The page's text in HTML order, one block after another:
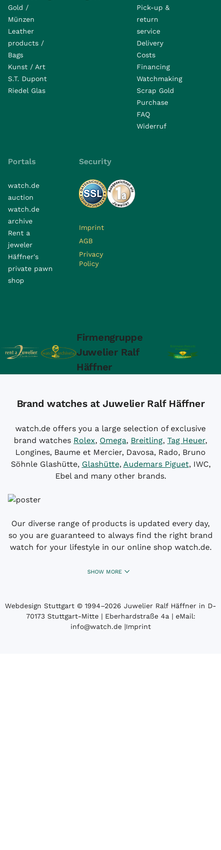
Gold /
Münzen
Leather
products /
Bags
Kunst / Art
S.T. Dupont
Riedel Glas
Pick-up &
return
service
Delivery
Costs
Financing
Watchmaking
Scrap Gold
Purchase
FAQ
Widerruf
Portals
watch.de
auction
watch.de
archive
Rent a
jeweler
Häffner's
private pawn
shop
Security
Imprint
AGB
Privacy
Policy
Firmengruppe
Juwelier Ralf
Häffner
Brand watches at Juwelier Ralf Häffner
watch.de offers you a large selection of exclusive
brand watches Rolex, Omega, Breitling, Tag Heuer,
Longines, Baume et Mercier, Davosa, Rado, Bruno
Söhnle Glashütte, Glashütte, Audemars Piguet, IWC,
Ebel and many other brands.
Our diverse range of products is updated every day,
so you are guaranteed to always find the right brand
watch for your lifestyle in our online shop watch.de.
SHOW MORE
Webdesign Stuttgart © 1994­–2026 Juwelier Ralf Häffner in D-
70173 Stuttgart-Mitte | Eberhardstraße 4a | eMail:
info@watch.de|Imprint